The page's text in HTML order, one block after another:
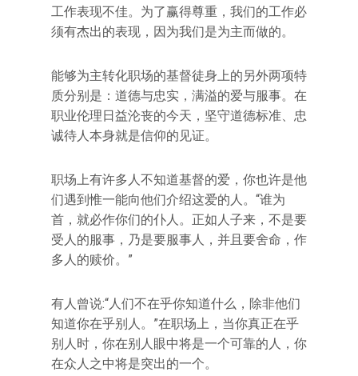
工作表现不佳。为了赢得尊重，我们的工作必
须有杰出的表现，因为我们是为主而做的。
能够为主转化职场的基督徒身上的另外两项特
质分别是：道德与忠实，满溢的爱与服事。在
职业伦理日益沦丧的今天，坚守道德标准、忠
诚待人本身就是信仰的见证。
职场上有许多人不知道基督的爱，你也许是他
们遇到惟一能向他们介绍这爱的人。“谁为
首，就必作你们的仆人。正如人子来，不是要
受人的服事，乃是要服事人，并且要舍命，作
多人的赎价。”
有人曾说:“人们不在乎你知道什么，除非他们
知道你在乎别人。”在职场上，当你真正在乎
别人时，你在别人眼中将是一个可靠的人，你
在众人之中将是突出的一个。